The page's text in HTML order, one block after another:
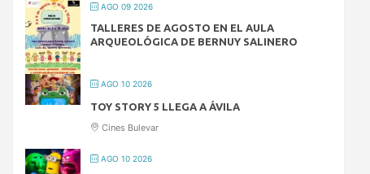
AGO 09 2026
TALLERES DE AGOSTO EN EL AULA
ARQUEOLÓGICA DE BERNUY SALINERO
AGO 10 2026
TOY STORY 5 LLEGA A ÁVILA
Cines Bulevar
AGO 10 2026